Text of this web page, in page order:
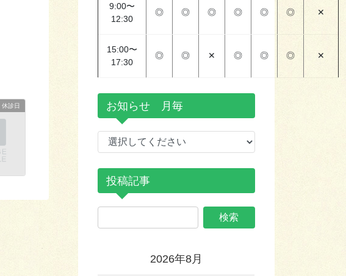
休診日
9:00〜
12:30
◎ ◎ ◎ ◎ ◎ ◎ ✕
15:00〜
17:30
◎ ◎ ✕ ◎ ◎ ◎ ✕
お知らせ 月毎
投稿記事
2026年8月